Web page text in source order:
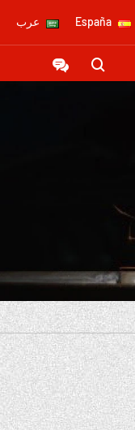
España عرب

